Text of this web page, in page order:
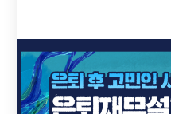
대표ㅣ청춘공감
(211111방송)